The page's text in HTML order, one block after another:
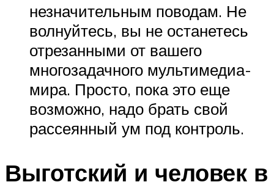
незначительным поводам. Не
волнуйтесь, вы не останетесь
отрезанными от вашего
многозадачного мультимедиа-
мира. Просто, пока это еще
возможно, надо брать свой
рассеянный ум под контроль.
Выготский и человек в